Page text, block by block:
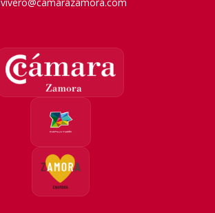
vivero@camarazamora.com